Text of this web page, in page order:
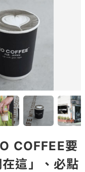
COFFEE要
這」、必點